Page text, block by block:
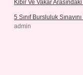
Kibir Ve Vakar
5 Sınıf Bursluluk
admin